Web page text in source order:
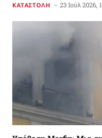
ΚΑΤΑΣΤΟΛΗ 23 Ιούλ 2026,